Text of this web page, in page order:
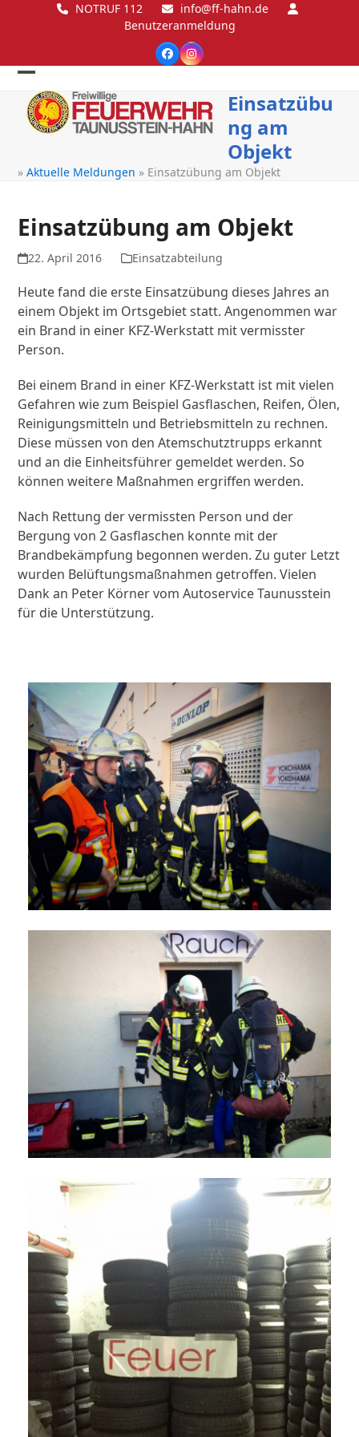
NOTRUF 112
info@ff-hahn.de
Benutzeranmeldung
FacebookInstagram
Open
mobile
Close
mobile
Einsatzübu
ng am
Objekt
»Aktuelle Meldungen » Einsatzübung am Objekt
Einsatzübung am Objekt
22. April 2016 Einsatzabteilung
Heute fand die erste Einsatzübung dieses Jahres an
einem Objekt im Ortsgebiet statt. Angenommen war
ein Brand in einer KFZ-Werkstatt mit vermisster
Person.
Bei einem Brand in einer KFZ-Werkstatt ist mit vielen
Gefahren wie zum Beispiel Gasflaschen, Reifen, Ölen,
Reinigungsmitteln und Betriebsmitteln zu rechnen.
Diese müssen von den Atemschutztrupps erkannt
und an die Einheitsführer gemeldet werden. So
können weitere Maßnahmen ergriffen werden.
Nach Rettung der vermissten Person und der
Bergung von 2 Gasflaschen konnte mit der
Brandbekämpfung begonnen werden. Zu guter Letzt
wurden Belüftungsmaßnahmen getroffen. Vielen
Dank an Peter Körner vom Autoservice Taunusstein
für die Unterstützung.